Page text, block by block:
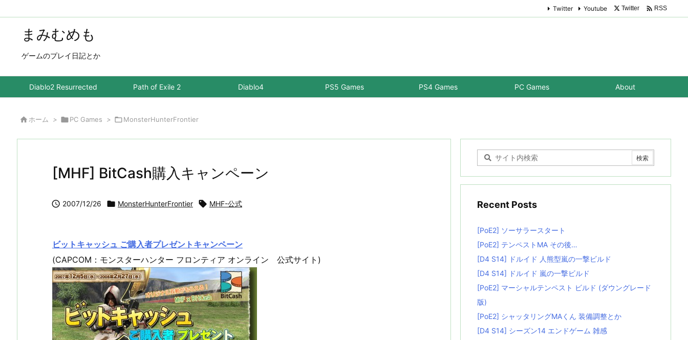
まみむめも
ゲームのプレイ日記とか
Diablo2 Resurrected Path of Exile 2 Diablo4 PS5 Games PS4 Games PC Games About
Twitter Youtube Twitter  RSS
 ホーム > PC Games > MonsterHunterFrontier
[MHF] BitCash購入キャンペーン
 2007/12/26  MonsterHunterFrontier  MHF-公式
ビットキャッシュ ご購入者プレゼントキャンペーン
(CAPCOM：モンスターハンター フロンティア オンライン 公式サイト)
Recent Posts
[PoE2] ソーサラースタート
[PoE2] テンペストMA その後…
[D4 S14] ドルイド 人熊型嵐の一撃ビルド
[D4 S14] ドルイド 嵐の一撃ビルド
[PoE2] マーシャルテンペスト ビルド (ダウングレード
版)
[PoE2] シャッタリングMAくん 装備調整とか
[D4 S14] シーズン14 エンドゲーム 雑感